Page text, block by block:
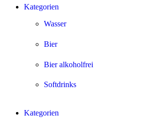
Kategorien
Wasser
Bier
Bier alkoholfrei
Softdrinks
Kategorien